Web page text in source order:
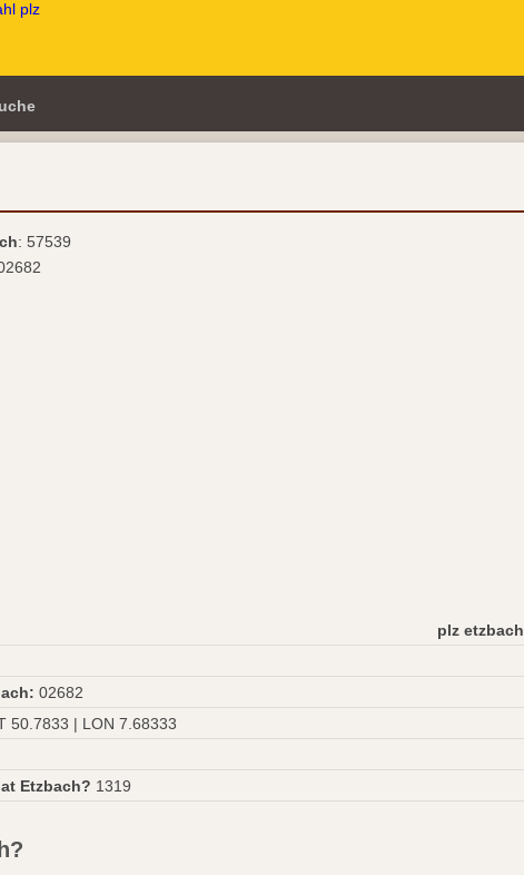
: 57539
plz etzbach
02682
50.7833 | LON 7.68333
Etzbach? 1319